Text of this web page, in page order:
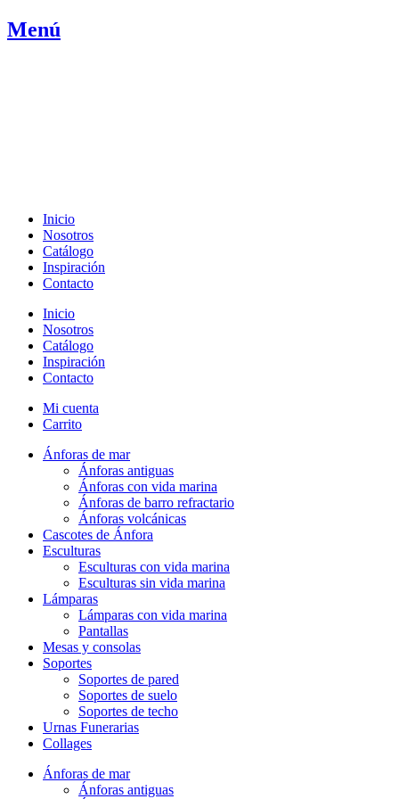
Ir
al
Menú
Inicio
Nosotros
Catálogo
Inspiración
Contacto
Inicio
Nosotros
Catálogo
Inspiración
Contacto
Mi cuenta
Carrito
Ánforas de mar
Ánforas antiguas
Ánforas con vida marina
Ánforas de barro refractario
Ánforas volcánicas
Cascotes de Ánfora
Esculturas
Esculturas con vida marina
Esculturas sin vida marina
Lámparas
Lámparas con vida marina
Pantallas
Mesas y consolas
Soportes
Soportes de pared
Soportes de suelo
Soportes de techo
Urnas Funerarias
Collages
Ánforas de mar
Ánforas antiguas